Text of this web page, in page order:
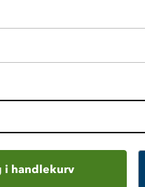
i handlekurv